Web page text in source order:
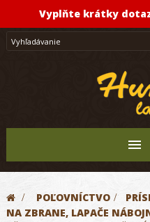
Vyplňte krátky
> POĽOVNÍCTVO >
NA ZBRANE, LAPAČE